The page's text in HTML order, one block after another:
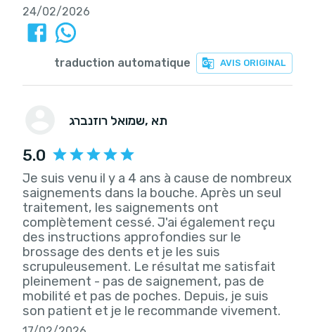
24/02/2026
AVIS ORIGINAL
traduction automatique
שמואל רוזנברג , תא
5.0
Je suis venu il y a 4 ans à cause de nombreux
saignements dans la bouche. Après un seul
traitement, les saignements ont
complètement cessé. J'ai également reçu
des instructions approfondies sur le
brossage des dents et je les suis
scrupuleusement. Le résultat me satisfait
pleinement - pas de saignement, pas de
mobilité et pas de poches. Depuis, je suis
son patient et je le recommande vivement.